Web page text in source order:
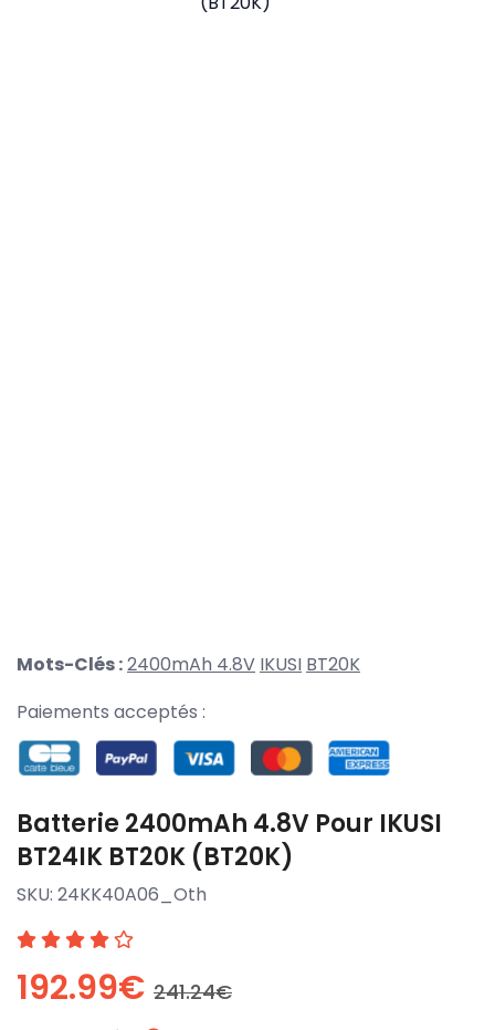
Mots-Clés :2400mAh 4.8V IKUSI BT20K
Paiements acceptés :
Batterie 2400mAh 4.8V Pour IKUSI
BT24IK BT20K (BT20K)
SKU: 24KK40A06_Oth
192.99€ 241.24€